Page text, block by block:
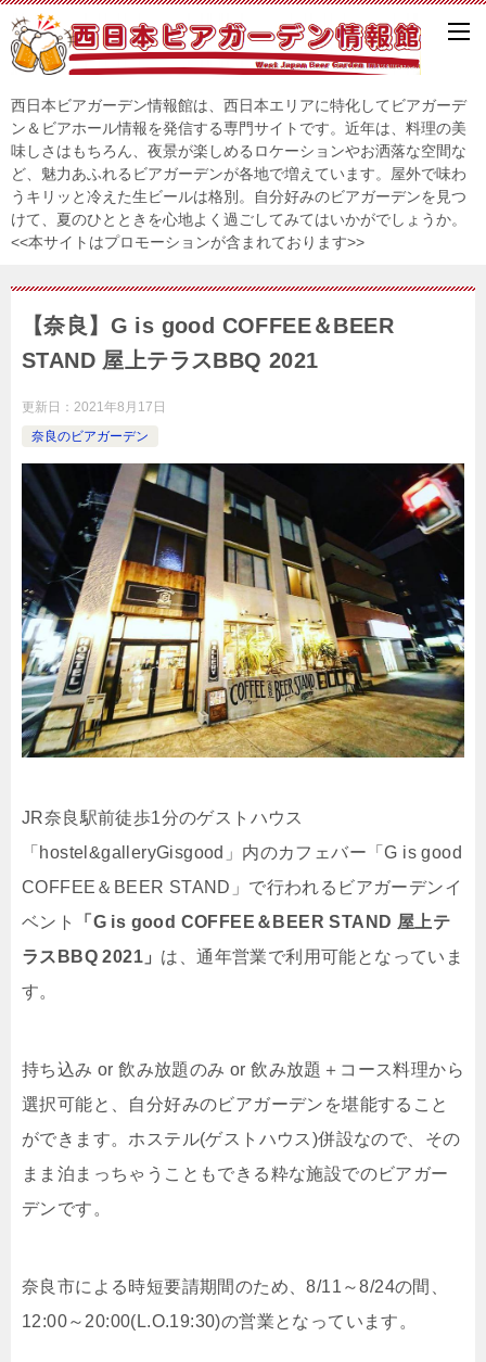
西日本ビアガーデン情報館は、西日本エリアに特化してビアガーデ
ン＆ビアホール情報を発信する専門サイトです。近年は、料理の美
味しさはもちろん、夜景が楽しめるロケーションやお洒落な空間な
ど、魅力あふれるビアガーデンが各地で増えています。屋外で味わ
うキリッと冷えた生ビールは格別。自分好みのビアガーデンを見つ
けて、夏のひとときを心地よく過ごしてみてはいかがでしょうか。
<<本サイトはプロモーションが含まれております>>
【奈良】G is good COFFEE＆BEER
STAND 屋上テラスBBQ 2021
更新日： 2021年8月17日
奈良のビアガーデン
JR奈良駅前徒歩1分のゲストハウス
「hostel&galleryGisgood」内のカフェバー「G is good
COFFEE＆BEER STAND」で行われるビアガーデンイ
ベント
「G is good COFFEE＆BEER STAND 屋上テ
ラスBBQ 2021」 は、通年営業で利用可能となっていま
す。
持ち込み or 飲み放題のみ or 飲み放題＋コース料理から
選択可能と、自分好みのビアガーデンを堪能すること
ができます。ホステル(ゲストハウス)併設なので、その
まま泊まっちゃうこともできる粋な施設でのビアガー
デンです。
奈良市による時短要請期間のため、8/11～8/24の間、
12:00～20:00(L.O.19:30)の営業となっています。